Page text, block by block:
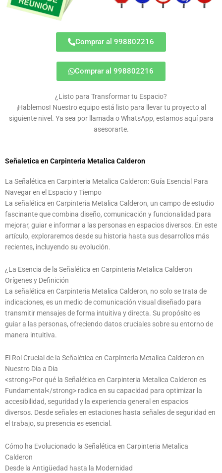
Comprar al 998802216
Comprar al 998802216
¿Listo para Transformar tu Espacio?
¡Hablemos! Nuestro equipo está listo para llevar tu proyecto al
siguiente nivel. Ya sea por llamada o WhatsApp, estamos aquí para
asesorarte.
Señaletica en Carpinteria Metalica Calderon
La Señalética en Carpinteria Metalica Calderon: Guía Esencial Para
Navegar en el Espacio y Tiempo
La señalética en Carpinteria Metalica Calderon, un campo de estudio
fascinante que combina diseño, comunicación y funcionalidad para
mejorar, guiar e informar a las personas en espacios diversos. En este
artículo, exploraremos desde su historia hasta sus desarrollos más
recientes, incluyendo su evolución.
¿La Esencia de la Señalética en Carpinteria Metalica Calderon
Orígenes y Definición
La señalética en Carpinteria Metalica Calderon, no solo se trata de
indicaciones, es un medio de comunicación visual diseñado para
transmitir mensajes de forma intuitiva y directa. Su propósito es
guiar a las personas, ofreciendo datos cruciales sobre su entorno de
manera intuitiva.
El Rol Crucial de la Señalética en Carpinteria Metalica Calderon en
Nuestro Día a Día
<strong>Por qué la Señalética en Carpinteria Metalica Calderon es
Fundamental</strong> radica en su capacidad para optimizar la
accesibilidad, seguridad y la experiencia general en espacios
diversos. Desde señales en estaciones hasta señales de seguridad en
el trabajo, su presencia es esencial.
Cómo ha Evolucionado la Señalética en Carpinteria Metalica
Calderon
Desde la Antigüedad hasta la Modernidad